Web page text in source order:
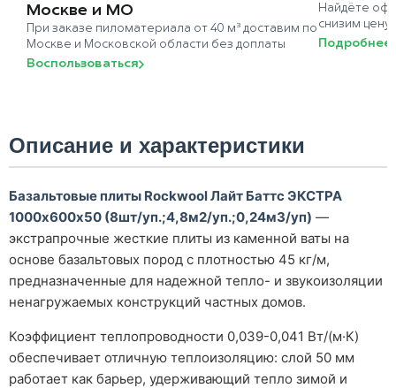
Москве и МО
При заказе пиломатериала от 40 м³ доставим по
Москве и Московской области без доплаты
Воспользоваться
Найдёте
снизим
Подробнее
Описание и характеристики
Базальтовые плиты Rockwool Лайт Баттс ЭКСТРА
1000х600х50 (8шт/уп.;4,8м2/уп.;0,24м3/уп) —
экстрапрочные жесткие плиты из каменной ваты на
основе базальтовых пород с плотностью 45 кг/м,
предназначенные для надежной тепло- и звукоизоляции
ненагружаемых конструкций частных домов.
Коэффициент теплопроводности 0,039-0,041 Вт/(м·К)
обеспечивает отличную теплоизоляцию: слой 50 мм
работает как барьер, удерживающий тепло зимой и